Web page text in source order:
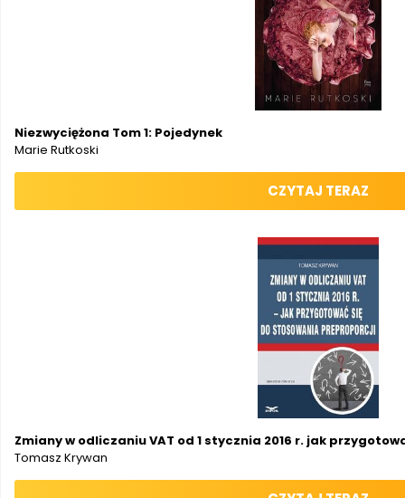
Niezwyciężona Tom 1: Pojedynek
Marie Rutkoski
CZYTAJ TERAZ
Zmiany w odliczaniu VAT od 1 stycznia 2016 r. jak
Tomasz Krywan